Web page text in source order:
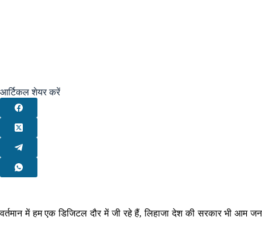
आर्टिकल शेयर करें
वर्तमान में हम एक डिजिटल दौर में जी रहे हैं, लिहाजा देश की सरकार भी आम जन